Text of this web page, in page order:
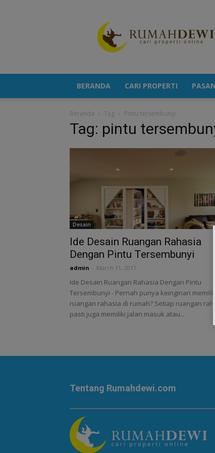
Berita
Properti
Terkini
BERANDA CARI PROPERTI
Beranda Tag Pintu tersembunyi
Tag: pintu
Desain
Ide Desain Ruangan Rahasia
Dengan Pintu Tersembunyi
admin March 11, 2017
Ide Desain Ruangan Rahasia Dengan Pintu
Tersembunyi - Pernah punya keinginan memiliki
ruangan rahasia di rumah? Setiap ruangan
pasti juga memiliki jalan masuk atau...
Tentang Rumahdewi.com